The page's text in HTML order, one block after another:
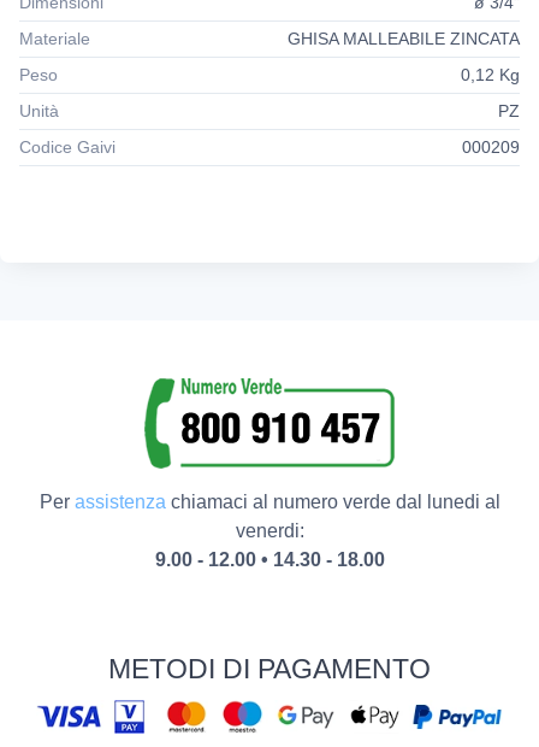
Materiale
GHISA MALLEABILE ZINCATA
Peso
0,12 Kg
Unità
PZ
Codice Gaivi
000209
Per assistenzachiamaci al numero verde dal lunedi al
venerdi:
9.00 - 12.00 • 14.30 - 18.00
METODI DI PAGAMENTO